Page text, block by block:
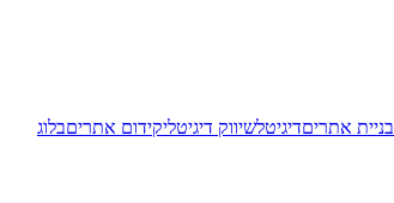
בניית אתריםדיגיטלשיווק דיגיטליקידום אתריםבלוג